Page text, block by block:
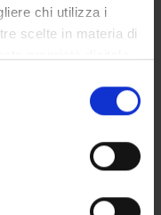
chi utilizza i
scelte in materia di
in qualsiasi
o facendo clic
tua posizione